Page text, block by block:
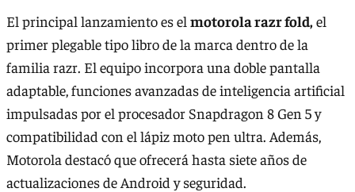
El principal lanzamiento es el motorola razr fold,el
primer plegable tipo libro de la marca dentro de la
familia razr. El equipo incorpora una doble pantalla
adaptable, funciones avanzadas de inteligencia artificial
impulsadas por el procesador Snapdragon 8 Gen 5 y
compatibilidad con el lápiz moto pen ultra. Además,
Motorola destacó que ofrecerá hasta siete años de
actualizaciones de Android y seguridad.